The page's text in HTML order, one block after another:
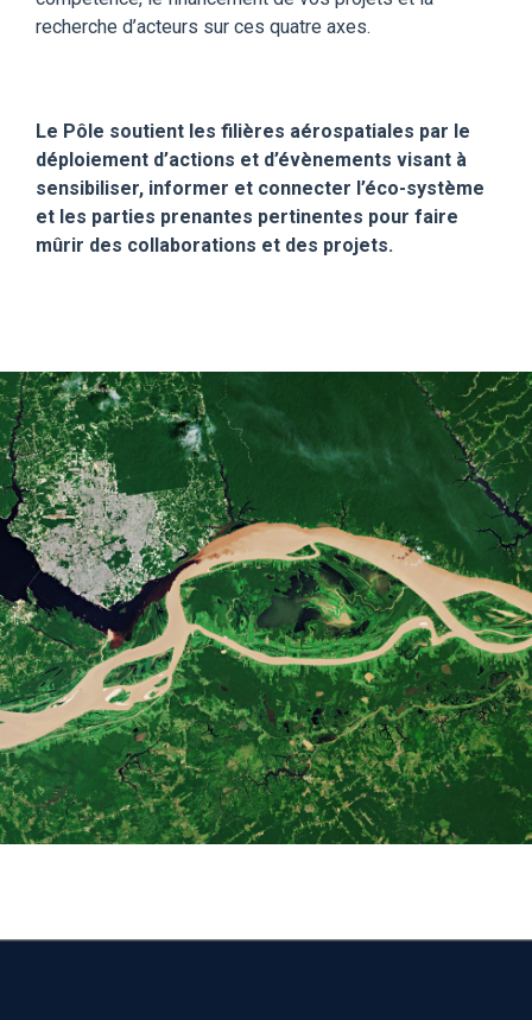
recherche d’acteurs sur ces quatre axes.
Le Pôle soutient les filières aérospatiales par le
déploiement d’actions et d’évènements visant à
sensibiliser, informer et connecter l’éco-système
et les parties prenantes pertinentes pour faire
mûrir des collaborations et des projets.